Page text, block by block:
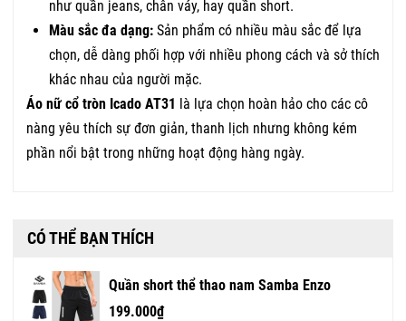
như quần jeans, chân váy, hay quần short.
Màu sắc đa dạng: Sản phẩm có nhiều màu sắc để lựa
chọn, dễ dàng phối hợp với nhiều phong cách và sở thích
khác nhau của người mặc.
Áo nữ cổ tròn Icado AT31 là lựa chọn hoàn hảo cho các cô
nàng yêu thích sự đơn giản, thanh lịch nhưng không kém
phần nổi bật trong những hoạt động hàng ngày.
CÓ THỂ BẠN THÍCH
Quần short thể thao nam Samba Enzo
199.000₫